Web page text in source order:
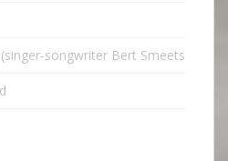
songwriter Bert Smeets